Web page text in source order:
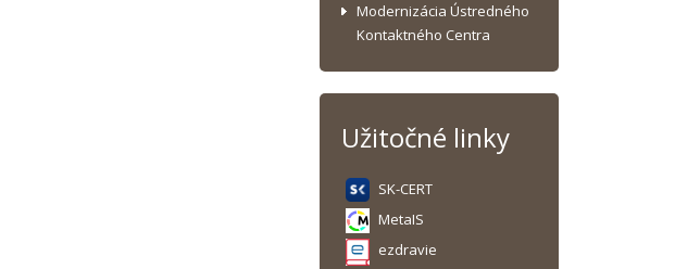
Modernizácia Ústredného
Kontaktného Centra
Užitočné linky
SK-CERT
MetaIS
ezdravie